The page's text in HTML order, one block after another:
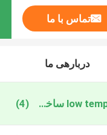
تماس با ما
دربارهی ما
low temperature carbon steel plate ساخت آنلاین (4)